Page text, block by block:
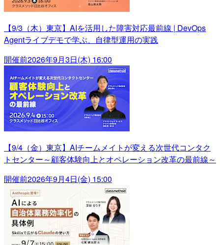
【9/3（木）東京】AIを活用した障害対応最前線 | DevOps
Agentライブデモで学ぶ、自律型運用の実践
開催前2026年9月3日(木) 16:00
【9/4（金）東京】AIチームメイトが変える次世代コンタク
トセンター～顧客体験向上とオペレーション改革の最前線～
開催前2026年9月4日(金) 15:00